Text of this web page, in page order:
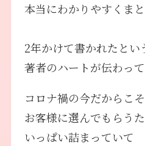
本当にわかりやすくま
2年かけて書かれたとい
著者のハートが伝わっ
コロナ禍の今だからこ
お客様に選んでもらう
いっぱい詰まっていて